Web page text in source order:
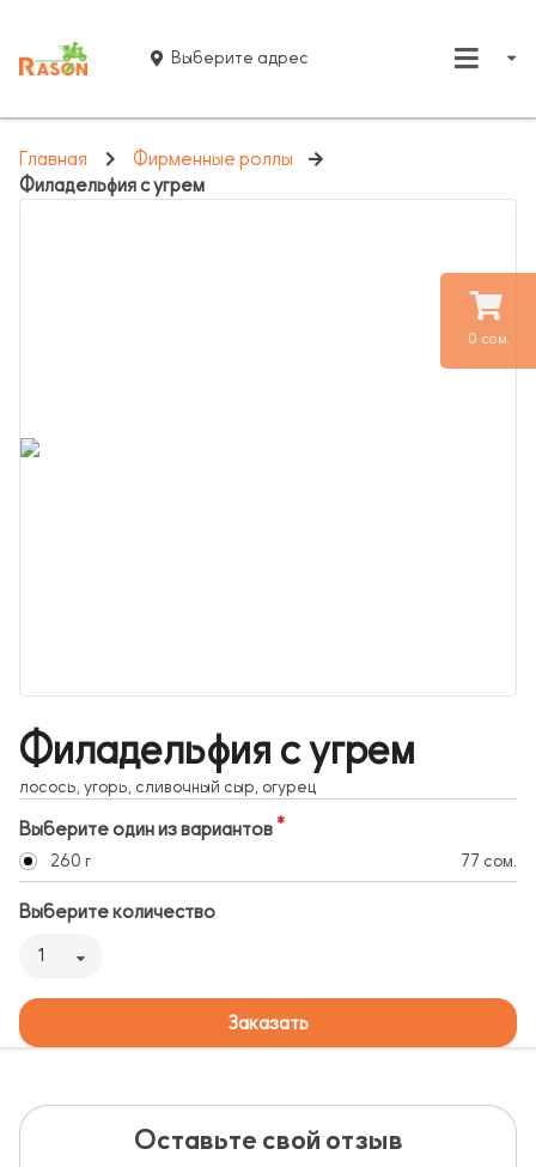
0 сом.
Выберите адрес
Главная
Фирменные роллы
Филадельфия с угрем
Филадельфия с угрем
лосось, угорь, сливочный сыр, огурец
Выберите один из вариантов
260 г 77 сом.
Выберите количество
1
Заказать
Оставьте свой отзыв